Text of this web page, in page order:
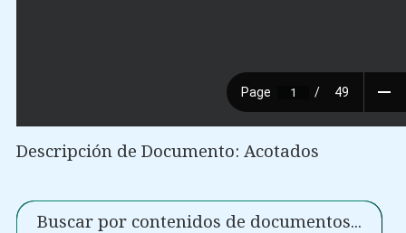
Descripción de Documento: Acotados
Buscar por contenidos de documentos...